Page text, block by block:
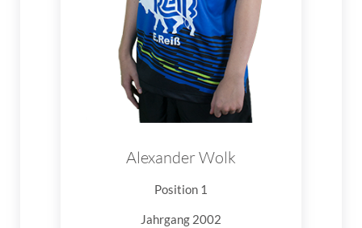
Alexander Wolk
Position 1
Jahrgang 2002